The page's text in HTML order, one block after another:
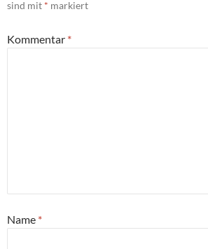
sind mit * markiert
Kommentar *
Name *